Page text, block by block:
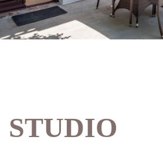
STUDIO